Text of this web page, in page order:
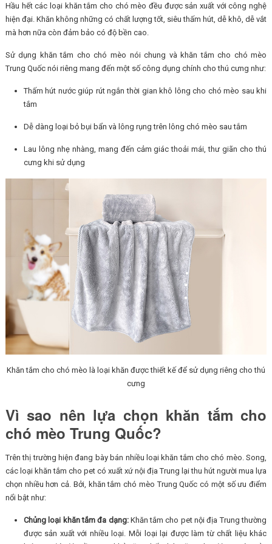
Hầu hết các loại khăn tắm cho chó mèo đều được sản xuất với công nghệ
hiện đại. Khăn không những có chất lượng tốt, siêu thấm hút, dễ khô, dễ vắt
mà hơn nữa còn đảm bảo có độ bền cao.
Sử dụng khăn tắm cho chó mèo nói chung và khăn tắm cho chó mèo
Trung Quốc nói riêng mang đến một số công dụng chính cho thú cưng như:
Thấm hút nước giúp rút ngắn thời gian khô lông cho chó mèo sau khi
tắm
Dễ dàng loại bỏ bụi bẩn và lông rụng trên lông chó mèo sau tắm
Lau lông nhẹ nhàng, mang đến cảm giác thoải mái, thư giãn cho thú
cưng khi sử dụng
Khăn tắm cho chó mèo là loại khăn được thiết kế để sử dụng riêng cho thú
cưng
Vì sao nên lựa chọn khăn tắm cho
chó mèo Trung Quốc?
Trên thị trường hiện đang bày bán nhiều loại khăn tắm cho chó mèo. Song,
các loại khăn tắm cho pet có xuất xứ nội địa Trung lại thu hút người mua lựa
chọn nhiều hơn cả. Bởi, khăn tắm chó mèo Trung Quốc có một số ưu điểm
nổi bật như:
Chủng loại khăn tắm đa dạng:Khăn tắm cho pet nội địa Trung thường
được sản xuất với nhiều loại. Mỗi loại lại được làm từ chất liệu khác